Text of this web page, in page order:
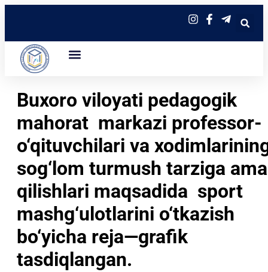
Buxoro viloyati pedagogik
mahorat markazi professor-
o‘qituvchilari va
sog‘lom turmush tarziga
qilishlari maqsadida sport
mashg‘ulotlarini o‘tkazish
bo‘yicha reja—grafik
tasdiqlangan.